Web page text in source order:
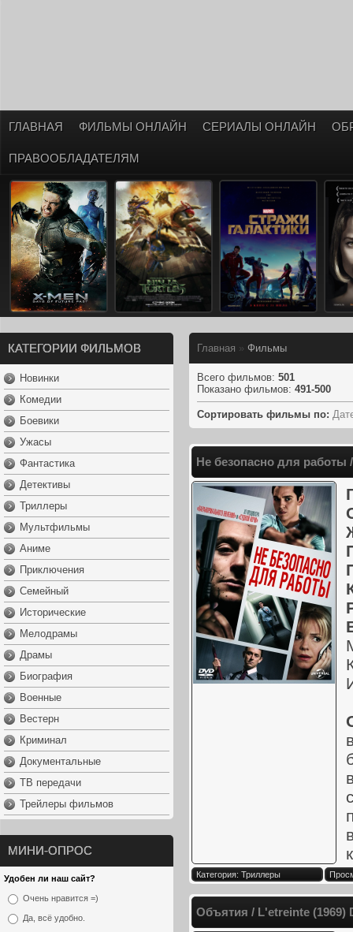
ГЛАВНАЯ ФИЛЬМЫ ОНЛАЙН СЕРИАЛЫ ОНЛАЙН
ПРАВООБЛАДАТЕЛЯМ
КАТЕГОРИИ ФИЛЬМОВ
Новинки
Комедии
Боевики
Ужасы
Фантастика
Детективы
Триллеры
Мультфильмы
Аниме
Приключения
Семейный
Исторические
Мелодрамы
Драмы
Биография
Военные
Вестерн
Криминал
Документальные
ТВ передачи
Трейлеры фильмов
МИНИ-ОПРОС
Удобен ли наш сайт?
Очень нравится =)
Да, всё удобно.
Главная » Фильмы
Всего фильмов: 501
Показано фильмов: 491-500
Сортировать фильмы по:
Не безопасно для работы
Категория: Триллеры
Объятия / L'etreinte (1969)